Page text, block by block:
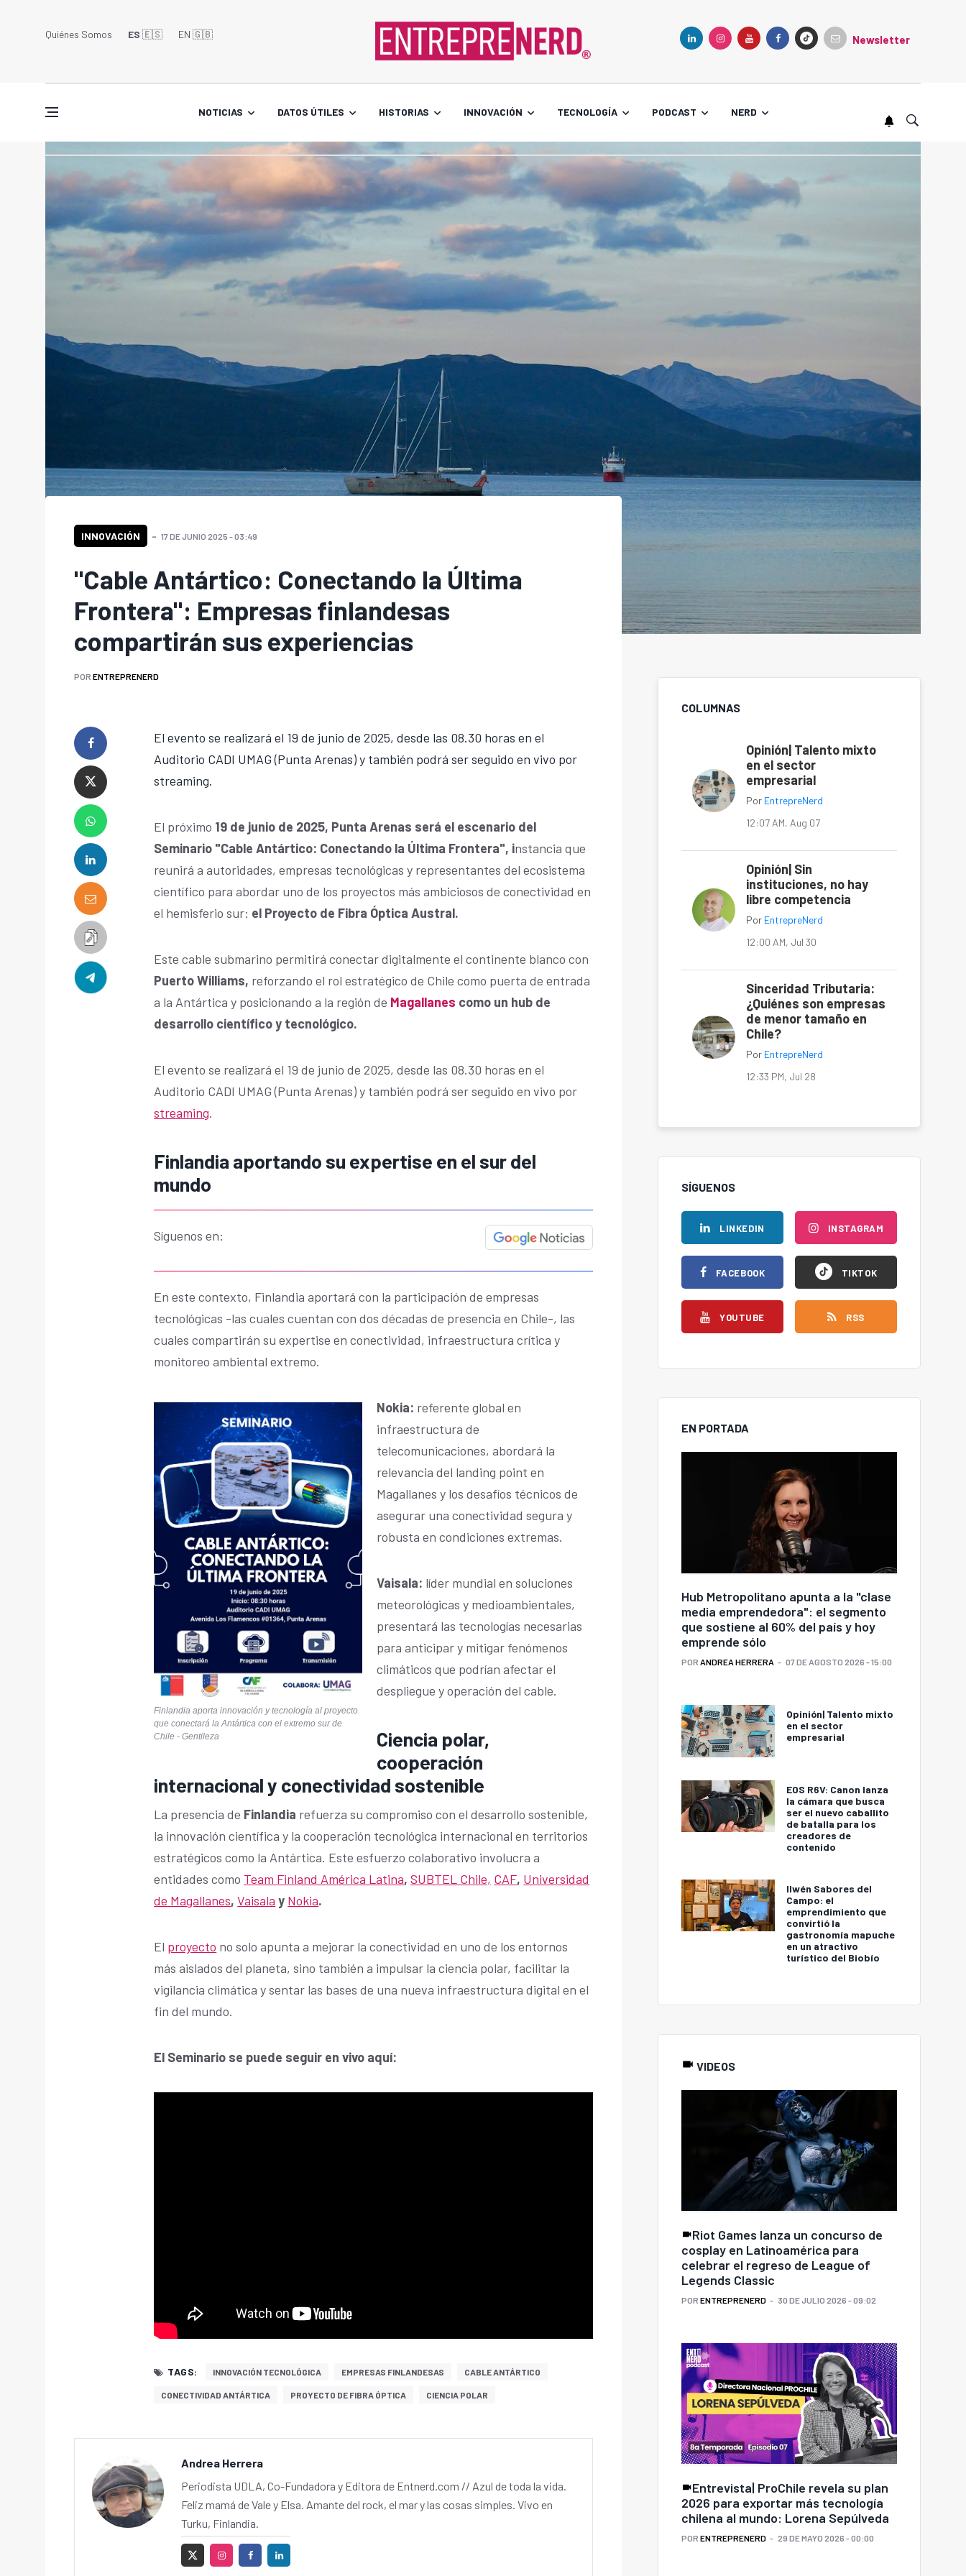
Quiénes Somos ES 🇪🇸 EN 🇬🇧󠁢󠁥󠁮󠁧󠁿 Newsletter
NOTICIAS DATOS ÚTILES HISTORIAS INNOVACIÓN TECNOLOGÍA PODCAST NERD
INNOVACIÓN 17 DE JUNIO 2025 - 03:49
"Cable Antártico: Conectando la Última
Frontera": Empresas finlandesas
compartirán sus experiencias
POR ENTREPRENERD
El evento se realizará el 19 de junio de 2025, desde las 08.30 horas en el
Auditorio CADI UMAG (Punta Arenas) y también podrá ser seguido en vivo por
streaming.
El próximo 19 de junio de 2025, Punta Arenas será el escenario del
Seminario "Cable Antártico: Conectando la Última Frontera", instancia que
reunirá a autoridades, empresas tecnológicas y representantes del ecosistema
científico para abordar uno de los proyectos más ambiciosos de conectividad en
el hemisferio sur: el Proyecto de Fibra Óptica Austral.
Este cable submarino permitirá conectar digitalmente el continente blanco con
Puerto Williams, reforzando el rol estratégico de Chile como puerta de entrada
a la Antártica y posicionando a la región de Magallanes como un hub de
desarrollo científico y tecnológico.
El evento se realizará el 19 de junio de 2025, desde las 08.30 horas en el
Auditorio CADI UMAG (Punta Arenas) y también podrá ser seguido en vivo por
streaming.
Finlandia aportando su expertise en el sur del
mundo
Síguenos en:
En este contexto, Finlandia aportará con la participación de empresas
tecnológicas -las cuales cuentan con dos décadas de presencia en Chile-, las
cuales compartirán su expertise en conectividad, infraestructura crítica y
monitoreo ambiental extremo.
Finlandia aporta innovación y tecnología al proyecto
que conectará la Antártica con el extremo sur de
Chile - Gentileza
Nokia: referente global en
infraestructura de
telecomunicaciones, abordará la
relevancia del landing point en
Magallanes y los desafíos técnicos de
asegurar una conectividad segura y
robusta en condiciones extremas.
Vaisala: líder mundial en soluciones
meteorológicas y medioambientales,
presentará las tecnologías necesarias
para anticipar y mitigar fenómenos
climáticos que podrían afectar el
despliegue y operación del cable.
Ciencia polar,
cooperación
internacional y conectividad sostenible
La presencia de Finlandia refuerza su compromiso con el desarrollo sostenible,
la innovación científica y la cooperación tecnológica internacional en territorios
estratégicos como la Antártica. Este esfuerzo colaborativo involucra a
entidades como Team Finland América Latina,SUBTEL Chile, CAF, Universidad
de Magallanes,Vaisala y Nokia.
El proyecto no solo apunta a mejorar la conectividad en uno de los entornos
más aislados del planeta, sino también a impulsar la ciencia polar, facilitar la
vigilancia climática y sentar las bases de una nueva infraestructura digital en el
fin del mundo.
El Seminario se puede seguir en vivo aquí:
TAGS: INNOVACIÓN TECNOLÓGICA EMPRESAS FINLANDESAS CABLE ANTÁRTICO
CONECTIVIDAD ANTÁRTICA PROYECTO DE FIBRA ÓPTICA CIENCIA POLAR
Andrea Herrera
Periodista UDLA, Co-Fundadora y Editora de Entnerd.com // Azul de toda la vida.
Feliz mamá de Vale y Elsa. Amante del rock, el mar y las cosas simples. Vivo en
Turku, Finlandia.
COLUMNAS
Opinión| Talento mixto
en el sector
empresarial
Por EntrepreNerd
12:07 AM, Aug 07
Opinión| Sin
instituciones, no hay
libre competencia
Por EntrepreNerd
12:00 AM, Jul 30
Sinceridad Tributaria:
¿Quiénes son empresas
de menor tamaño en
Chile?
Por EntrepreNerd
12:33 PM, Jul 28
SÍGUENOS
LINKEDIN
FACEBOOK
YOUTUBE
INSTAGRAM
TIKTOK
RSS
EN PORTADA
Hub Metropolitano apunta a la "clase
media emprendedora": el segmento
que sostiene al 60% del país y hoy
emprende sólo
POR ANDREA HERRERA 07 DE AGOSTO 2026 - 15:00
Opinión| Talento mixto
en el sector
empresarial
EOS R6V: Canon lanza
la cámara que busca
ser el nuevo caballito
de batalla para los
creadores de
contenido
Ilwén Sabores del
Campo: el
emprendimiento que
convirtió la
gastronomía mapuche
en un atractivo
turístico del Biobío
VIDEOS
Riot Games lanza un concurso de
cosplay en Latinoamérica para
celebrar el regreso de League of
Legends Classic
POR ENTREPRENERD 30 DE JULIO 2026 - 09:02
Entrevista| ProChile revela su plan
2026 para exportar más tecnología
chilena al mundo: Lorena Sepúlveda
POR ENTREPRENERD 29 DE MAYO 2026 - 00:00